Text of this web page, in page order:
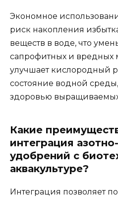
Экономное
риск накопления
веществ в воде, что
сапрофитных и вредных
улучшает кислородный
состояние водной среды,
здоровью
Какие
интеграция
удобрений с
аквакультуре?
Интеграция позволяет